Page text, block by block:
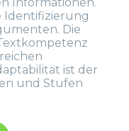
Identifizierung
Die
ist der
und Stufen